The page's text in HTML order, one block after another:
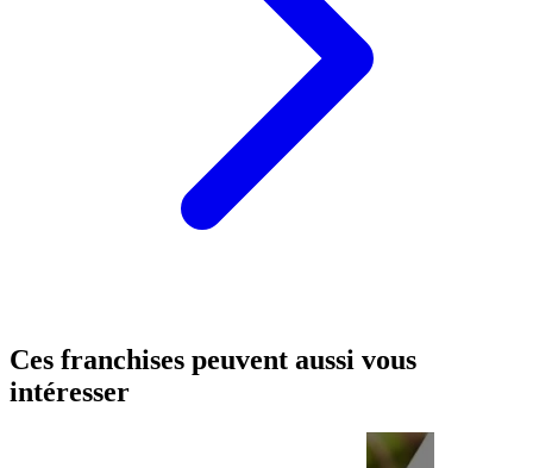
Ces franchises peuvent aussi vous
intéresser